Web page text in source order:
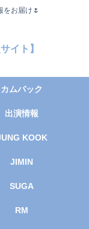
をお届け🌷
イト】
カムバック
出演情報
KOOK
JIMIN
SUGA
RM